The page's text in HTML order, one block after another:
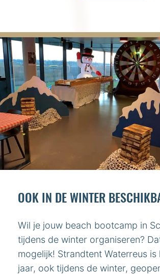
OOK IN DE WINTER
Wil je jouw beach bootcamp in
tijdens de winter organiseren?
mogelijk! Strandtent Waterreus is
jaar, ook tijdens de winter,